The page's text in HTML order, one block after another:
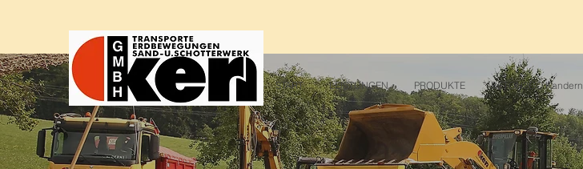
START LEISTUNGEN PRODUKTE BETON2GO Kandern